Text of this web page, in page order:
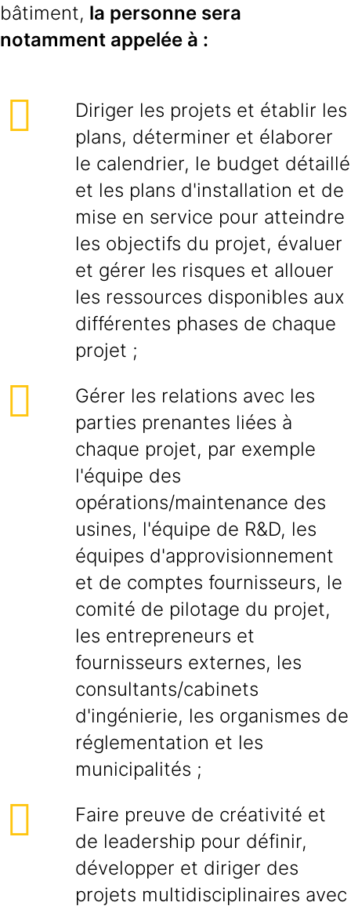
bâtiment, la personne sera
notamment appelée à :
Diriger les projets et établir les
plans, déterminer et élaborer
le calendrier, le budget détaillé
et les plans d'installation et de
mise en service pour atteindre
les objectifs du projet, évaluer
et gérer les risques et allouer
les ressources disponibles aux
différentes phases de chaque
projet ;
Gérer les relations avec les
parties prenantes liées à
chaque projet, par exemple
l'équipe des
opérations/maintenance des
usines, l'équipe de R&D, les
équipes d'approvisionnement
et de comptes fournisseurs, le
comité de pilotage du projet,
les entrepreneurs et
fournisseurs externes, les
consultants/cabinets
d'ingénierie, les organismes de
réglementation et les
municipalités ;
Faire preuve de créativité et
de leadership pour définir,
développer et diriger des
projets multidisciplinaires avec